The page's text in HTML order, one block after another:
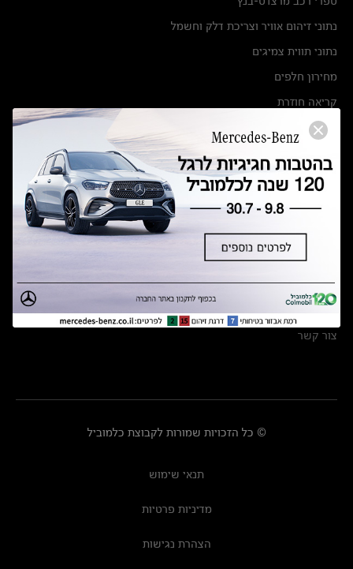
נתוני זיהום אוויר וצריכת דלק וחשמל
נתוני תווית צמיגים
מחירון חלפים
קריאה חוזרת
הודעה על הטבות לרכבי מרצדס בהסדר פשרה בתצ 56447-02-19
תקנון ימי מכירות 120 לכלמוביל
מצאו אותנו
אולמות תצוגה
מרכזי שירות
צור קשר
© כל הזכויות שמורות לקבוצת כלמוביל
תנאי שימוש
מדיניות פרטיות
הצהרת נגישות